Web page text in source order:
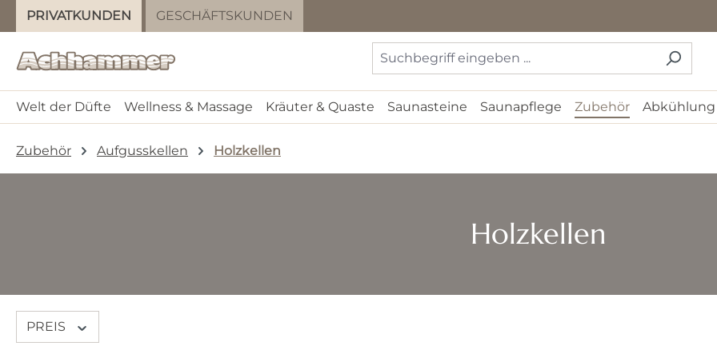
Hauptinhalt springen
Zur Suche springen
Zur Hauptnavigation springen
PRIVATKUNDEN GESCHÄFTSKUNDEN
Welt der Düfte Wellness & Massage Kräuter & Quaste Saunasteine Saunapflege Zubehör Abkühlung
Zubehör Aufgusskellen Holzkellen
Holzkellen
PREIS